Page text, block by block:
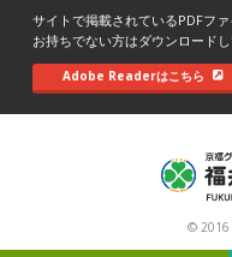
サイトで掲載されているPDFフ
お持ちでない方はダウンロードし
Adobe Readerはこちら
© 2016